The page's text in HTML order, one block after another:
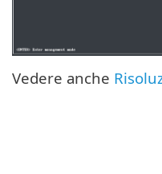
Vedere anche